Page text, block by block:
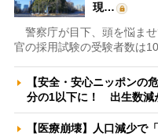
現…
警察庁が目下、頭を悩ま
官の採用試験の受験者数は
【安全・安心ニッポンの
分の1以下に！ 出生数
【医療崩壊】人口減少で